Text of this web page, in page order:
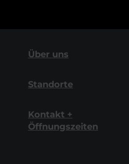
Über uns
Standorte
Kontakt +
Öffnungszeiten